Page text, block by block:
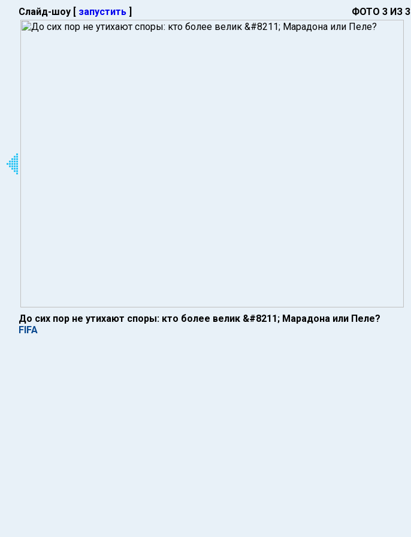
Слайд-шоу [ запустить ] ФОТО 3 ИЗ 3
До сих пор не утихают споры: кто более велик &#8211; Марадона или Пеле?
FIFA